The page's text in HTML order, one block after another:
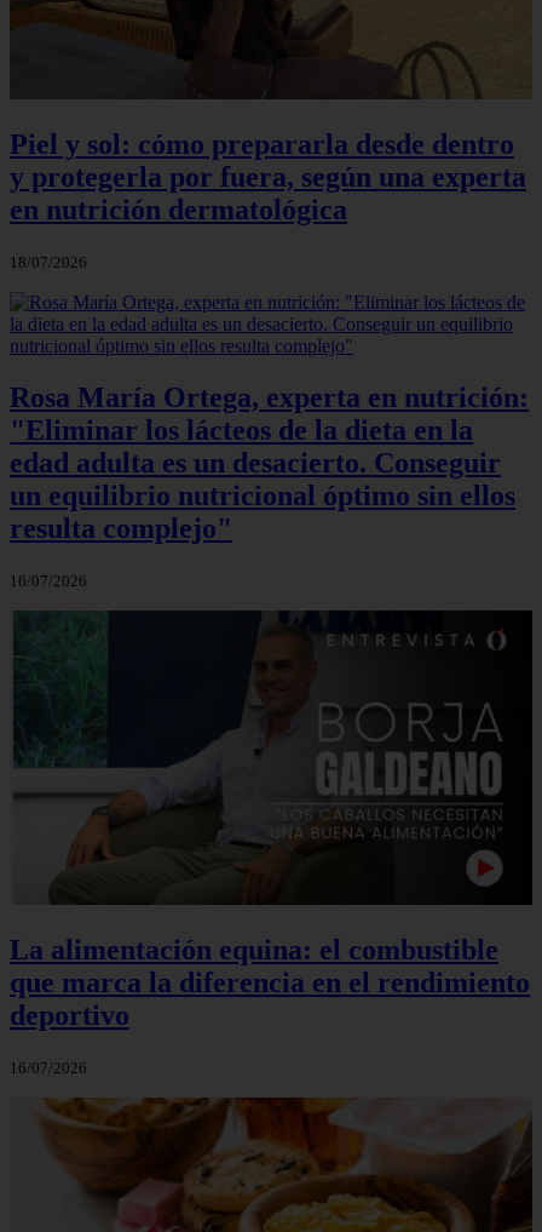
Piel y sol: cómo prepararla desde dentro
y protegerla por fuera, según una experta
en nutrición dermatológica
18/07/2026
Rosa María Ortega, experta en nutrición:
"Eliminar los lácteos de la dieta en la
edad adulta es un desacierto. Conseguir
un equilibrio nutricional óptimo sin ellos
resulta complejo"
16/07/2026
La alimentación equina: el combustible
que marca la diferencia en el rendimiento
deportivo
16/07/2026